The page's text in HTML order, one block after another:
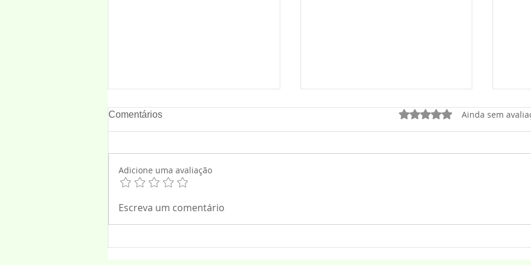
Nossa Turminha Kids lança o
Comentários Avaliado com 0 de 5
Ainda sem
Adicione uma avaliação
Escreva um comentário